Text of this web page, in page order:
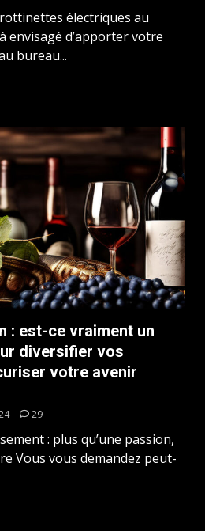
électriques au
envisagé d’apporter votre
bureau...
: est-ce vraiment un
diversifier vos
votre avenir
29
: plus qu’une passion,
Vous vous demandez peut-